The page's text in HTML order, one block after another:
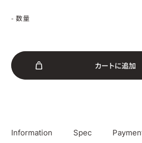
- 数量
カー トに追加
Information Spec